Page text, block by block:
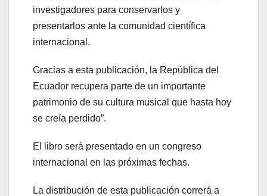
investigadores para conservarlos y
presentarlos ante la comunidad científica
internacional.
Gracias a esta publicación, la República del
Ecuador recupera parte de un importante
patrimonio de su cultura musical que hasta hoy
se creía perdido”.
El libro será presentado en un congreso
internacional en las próximas fechas.
La distribución de esta publicación correrá a